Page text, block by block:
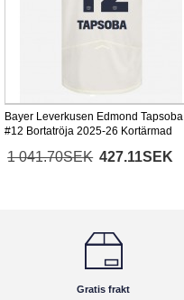
Bayer Leverkusen Edmond Tapsoba
#12 Bortatröja 2025-26 Kortärmad
1 041.70SEK 427.11SEK
Gratis frakt